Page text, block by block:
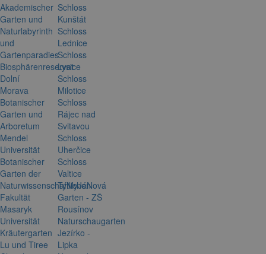
Akademischer
Garten und
Naturlabyrinth
und
Gartenparadies
Biosphärenreservat
Dolní
Morava
Botanischer
Garten und
Arboretum
Mendel
Universität
Botanischer
Garten der
Naturwissenschaftlichen
Fakultät
Masaryk
Universität
Kräutergarten
Lu und Tiree
Schloss
Kunštát
Schloss
Lednice
Schloss
Lysice
Schloss
Milotice
Schloss
Rájec nad
Svitavou
Schloss
Uherčice
Schloss
Valtice
TyMyJáNová
Garten - ZŠ
Rousínov
Naturschaugarten
Jezírko -
Lipka